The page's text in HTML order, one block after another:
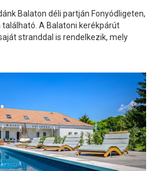
Balaton déli partján Fonyódligeten,
A Balatoni kerékpárút
stranddal is rendelkezik, mely